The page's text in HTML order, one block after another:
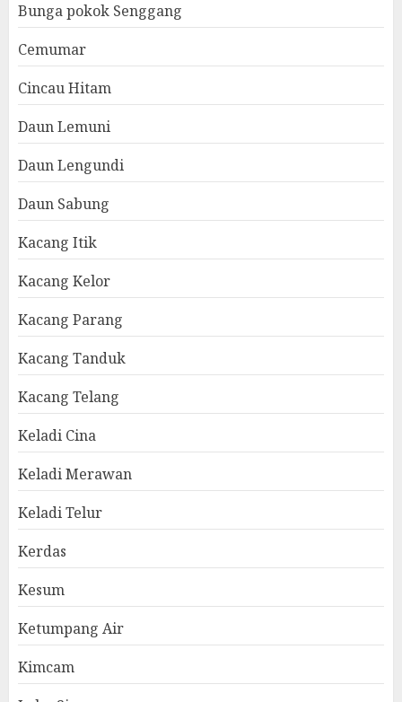
Bunga pokok Senggang
Cemumar
Cincau Hitam
Daun Lemuni
Daun Lengundi
Daun Sabung
Kacang Itik
Kacang Kelor
Kacang Parang
Kacang Tanduk
Kacang Telang
Keladi Cina
Keladi Merawan
Keladi Telur
Kerdas
Kesum
Ketumpang Air
Kimcam